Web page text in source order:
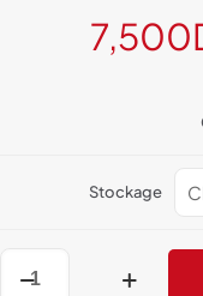
7,500
Stockage